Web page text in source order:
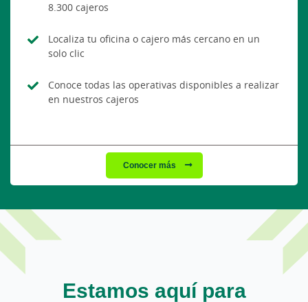
8.300 cajeros
Localiza tu oficina o cajero más cercano en un
solo clic
Conoce todas las operativas disponibles a realizar
en nuestros cajeros
Conocer más
Estamos aquí para